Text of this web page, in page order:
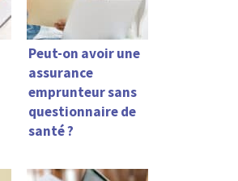
Peut-on avoir une
assurance
emprunteur sans
questionnaire de
santé ?